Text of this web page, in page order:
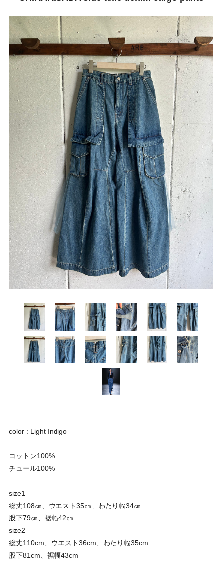
color : Light Indigo
コットン100%
チュール100%
size1
総丈108㎝、ウエスト35㎝、わたり幅34㎝
股下79㎝、裾幅42㎝
size2
総丈110cm、ウエスト36cm、わたり幅35cm
股下81cm、裾幅43cm